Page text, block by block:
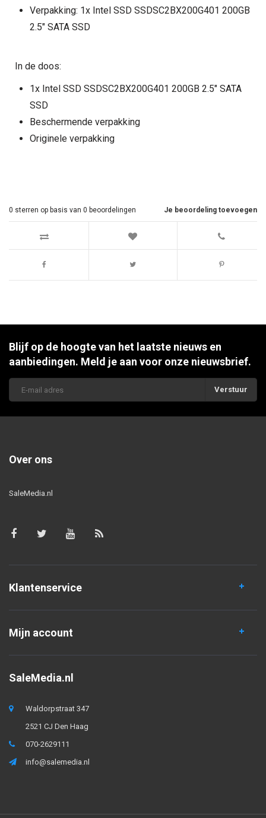
Verpakking: 1x Intel SSD SSDSC2BX200G401 200GB
2.5" SATA SSD
In de doos:
1x Intel SSD SSDSC2BX200G401 200GB 2.5" SATA
SSD
Beschermende verpakking
Originele verpakking
Je beoordeling toevoegen
0 sterren op basis van 0 beoordelingen
Blijf op de hoogte van het laatste nieuws en
aanbiedingen. Meld je aan voor onze nieuwsbrief.
Verstuur
Over ons
SaleMedia.nl
Klantenservice
Mijn account
SaleMedia.nl
Waldorpstraat 347
2521 CJ Den Haag
070-2629111
info@salemedia.nl